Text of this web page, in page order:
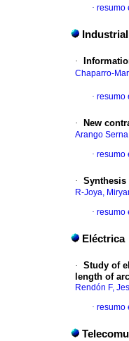
· resumo
Industrial
·
Chaparro-
· resumo
· New
Arango
· resumo
· Synthesis
R-Joya,
· resumo
Eléctrica
· Study of
length of arc
Rendón F,
· resumo